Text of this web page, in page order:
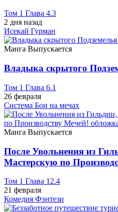
Том 1 Глава 4.3
2 дня назад
Исекай Гурман
Манга Выпускается
Владыка скрытого
Том 1 Глава 6.1
26 февраля
Система Бои на мечах
Манга Выпускается
После Увольнения из
Мастерскую по
Том 1 Глава 12.4
21 февраля
Комедия Фэнтези